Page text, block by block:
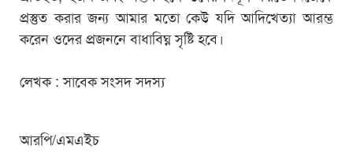
প্রস্তুত করার জন্য আমার মতো কেউ যদি আদিখেত্যা আরম্ভ
করেন ওদের প্রজননে বাধাবিঘ্ন সৃষ্টি হবে।
লেখক : সাবেক সংসদ সদস্য
আরপি/এমএইচ